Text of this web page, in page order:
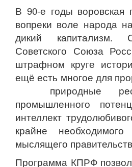
В 90-е годы воровская
вопреки воле народа
дикий капитализм.
Советского Союза
штрафном круге
ещё есть многое для
природные
промышленного
интеллект
крайне
мыслящего
Программа КПРФ